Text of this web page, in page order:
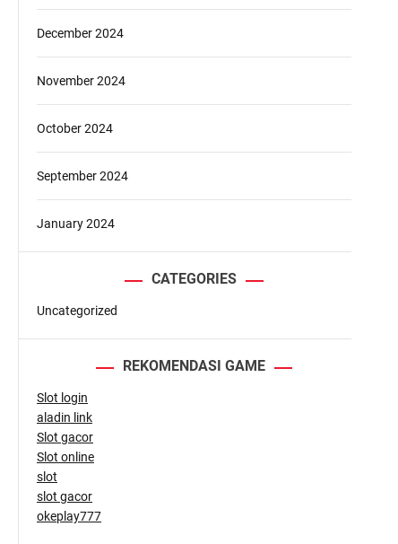
December 2024
November 2024
October 2024
September 2024
January 2024
CATEGORIES
Uncategorized
REKOMENDASI GAME
Slot login
aladin link
Slot gacor
Slot online
slot
slot gacor
okeplay777